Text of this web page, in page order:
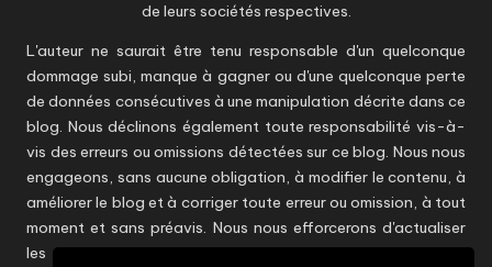
de leurs sociétés respectives.
L'auteur ne saurait être tenu responsable d'un quelconque
dommage subi, manque à gagner ou d'une quelconque perte
de données consécutives à une manipulation décrite dans ce
blog. Nous déclinons également toute responsabilité vis-à-
vis des erreurs ou omissions détectées sur ce blog. Nous nous
engageons, sans aucune obligation, à modifier le contenu, à
améliorer le blog et à corriger toute erreur ou omission, à tout
moment et sans préavis. Nous nous efforcerons d'actualiser
les informations en temps utile sans toutefois être